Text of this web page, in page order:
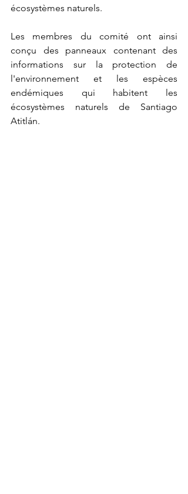
écosystèmes naturels.
Les membres du comité ont ainsi
conçu des panneaux contenant des
informations sur la protection de
l'environnement et les espèces
endémiques qui habitent les
écosystèmes naturels de Santiago
Atitlán.